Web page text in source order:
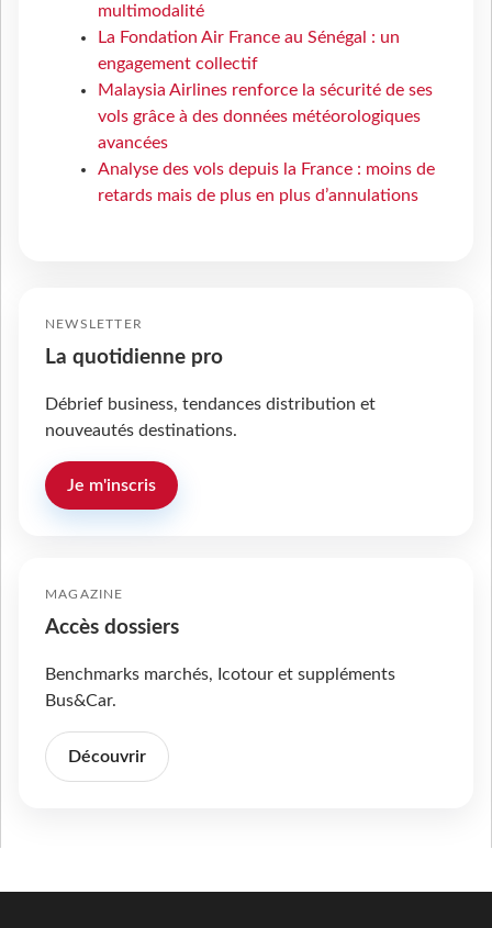
multimodalité
La Fondation Air France au Sénégal : un
engagement collectif
Malaysia Airlines renforce la sécurité de ses
vols grâce à des données météorologiques
avancées
Analyse des vols depuis la France : moins de
retards mais de plus en plus d’annulations
NEWSLETTER
La quotidienne pro
Débrief business, tendances distribution et
nouveautés destinations.
Je m'inscris
MAGAZINE
Accès dossiers
Benchmarks marchés, Icotour et suppléments
Bus&Car.
Découvrir